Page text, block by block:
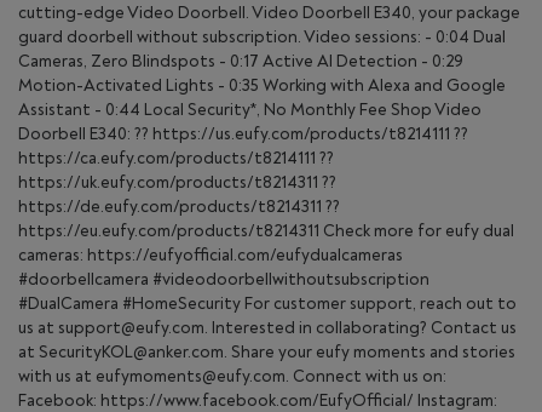
cutting-edge Video Doorbell. Video Doorbell E340, your package
guard doorbell without subscription. Video sessions: - 0:04 Dual
Cameras, Zero Blindspots - 0:17 Active Al Detection - 0:29
Motion-Activated Lights - 0:35 Working with Alexa and Google
Assistant - 0:44 Local Security*, No Monthly Fee Shop Video
Doorbell E340: ?? https://us.eufy.com/products/t8214111 ??
https://ca.eufy.com/products/t8214111 ??
https://uk.eufy.com/products/t8214311 ??
https://de.eufy.com/products/t8214311 ??
https://eu.eufy.com/products/t8214311 Check more for eufy dual
cameras: https://eufyofficial.com/eufydualcameras
#doorbellcamera #videodoorbellwithoutsubscription
#DualCamera #HomeSecurity For customer support, reach out to
us at support@eufy.com. Interested in collaborating? Contact us
at SecurityKOL@anker.com. Share your eufy moments and stories
with us at eufymoments@eufy.com. Connect with us on:
Facebook: https://www.facebook.com/EufyOfficial/ Instagram: